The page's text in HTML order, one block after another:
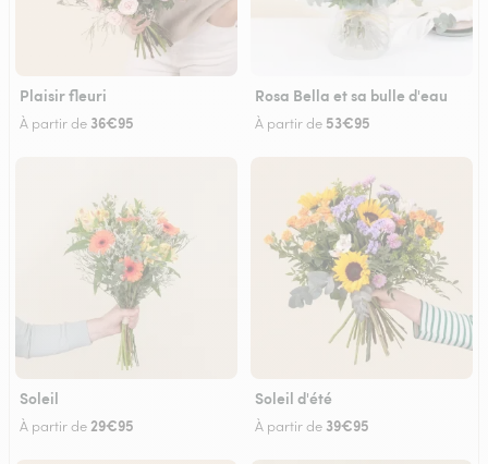
Plaisir fleuri
À partir de 36€95
Rosa Bella et sa bulle d'eau
À partir de 53€95
Soleil
À partir de 29€95
Soleil d'été
À partir de 39€95